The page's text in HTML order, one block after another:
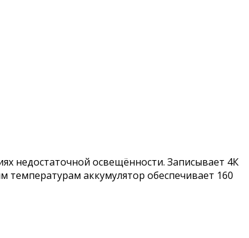
недостаточной освещённости. Записывает 4К
аккумулятор обеспечивает 160